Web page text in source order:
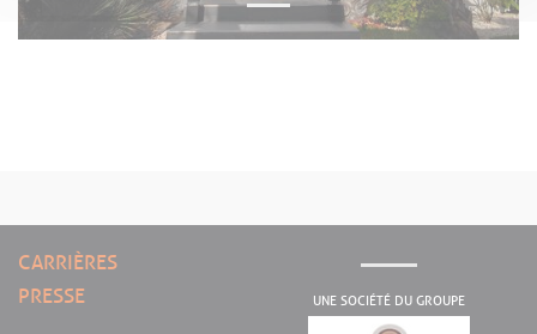
CARRIÈRES
PRESSE
UNE SOCIÉTÉ DU GROUPE